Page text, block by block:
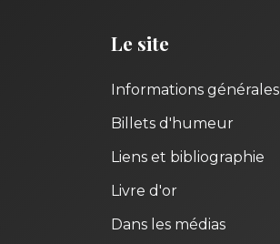
Le site
Informations générales
Billets d'humeur
Liens et bibliographie
Livre d'or
Dans les médias